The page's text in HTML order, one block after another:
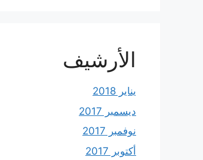
الأرشيف
يناير 2018
ديسمبر 2017
نوفمبر 2017
أكتوبر 2017